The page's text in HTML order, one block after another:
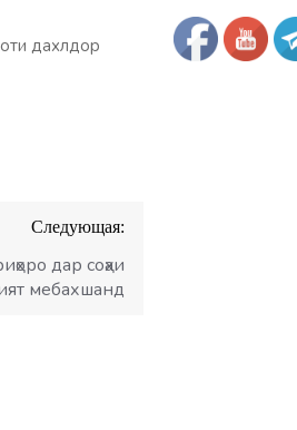
дахлдор
Следующая:
дар соҳаи
мебахшанд